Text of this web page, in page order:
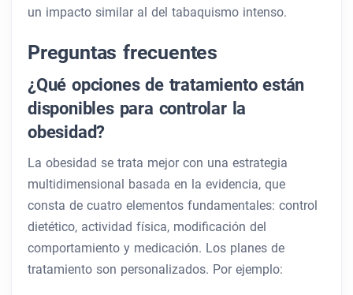
un impacto similar al del tabaquismo intenso.
Preguntas frecuentes
¿Qué opciones de tratamiento están
disponibles para controlar la
obesidad?
La obesidad se trata mejor con una estrategia
multidimensional basada en la evidencia, que
consta de cuatro elementos fundamentales: control
dietético, actividad física, modificación del
comportamiento y medicación. Los planes de
tratamiento son personalizados. Por ejemplo: